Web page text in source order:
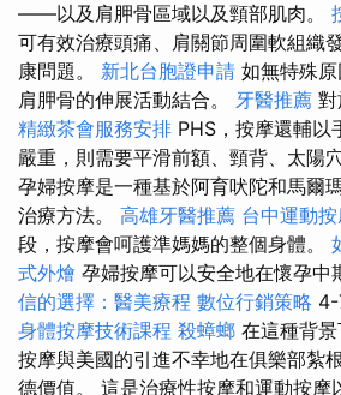
——以及肩胛骨區域以及頸部肌肉。
可有效治療頭痛、肩關節周圍軟組織
康問題。 新北台胞證申請 如無特殊
肩胛骨的伸展活動結合。 牙醫推薦
精緻茶會服務安排 PHS，按摩還輔以
嚴重，則需要平滑前額、頸背、太陽
孕婦按摩是一種基於阿育吠陀和馬爾
治療方法。 高雄牙醫推薦 台中運動
段，按摩會呵護準媽媽的整個身體。
式外燴 孕婦按摩可以安全地在懷孕中
信的選擇：醫美療程 數位行銷策略
身體按摩技術課程 殺蟑螂 在這種背
按摩與美國的引進不幸地在俱樂部紮
德價值。 這是治療性按摩和運動按摩